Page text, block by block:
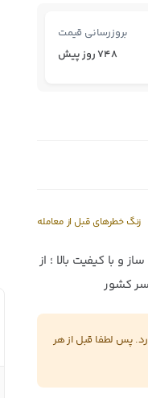
بروزرسانی قیمت
748 روز پیش
زنگ خطرهای قبل از معامله
ساز و با کیفیت بالا ؛ از
کشور
پس لطفا قبل از هر